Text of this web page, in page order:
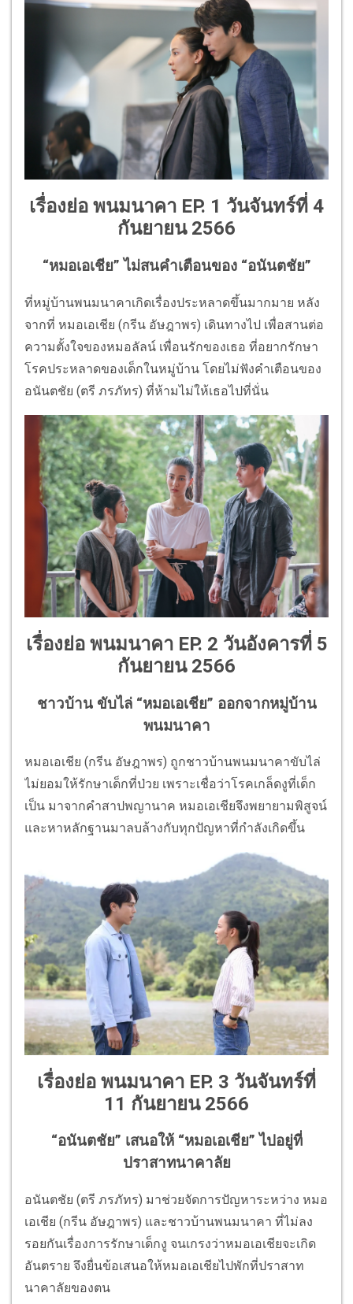
เรื่องย่อ พนมนาคา EP. 1 วันจันทร์ที่ 4
กันยายน 2566
“หมอเอเชีย” ไม่สนคำเตือนของ “อนันตชัย”
ที่หมู่บ้านพนมนาคาเกิดเรื่องประหลาดขึ้นมากมาย หลัง
จากที่ หมอเอเชีย (กรีน อัษฎาพร) เดินทางไป เพื่อสานต่อ
ความตั้งใจของหมอลัลน์ เพื่อนรักของเธอ ที่อยากรักษา
โรคประหลาดของเด็กในหมู่บ้าน โดยไม่ฟังคำเตือนของ
อนันตชัย (ตรี ภรภัทร) ที่ห้ามไม่ให้เธอไปที่นั่น
เรื่องย่อ พนมนาคา EP. 2 วันอังคารที่ 5
กันยายน 2566
ชาวบ้าน ขับไล่ “หมอเอเชีย” ออกจากหมู่บ้าน
พนมนาคา
หมอเอเชีย (กรีน อัษฎาพร) ถูกชาวบ้านพนมนาคาขับไล่
ไม่ยอมให้รักษาเด็กที่ป่วย เพราะเชื่อว่าโรคเกล็ดงูที่เด็ก
เป็น มาจากคำสาปพญานาค หมอเอเชียจึงพยายามพิสูจน์
และหาหลักฐานมาลบล้างกับทุกปัญหาที่กำลังเกิดขึ้น
เรื่องย่อ พนมนาคา EP. 3 วันจันทร์ที่
11 กันยายน 2566
“อนันตชัย” เสนอให้ “หมอเอเชีย” ไปอยู่ที่
ปราสาทนาคาลัย
อนันตชัย (ตรี ภรภัทร) มาช่วยจัดการปัญหาระหว่าง หมอ
เอเชีย (กรีน อัษฎาพร) และชาวบ้านพนมนาคา ที่ไม่ลง
รอยกันเรื่องการรักษาเด็กงู จนเกรงว่าหมอเอเชียจะเกิด
อันตราย จึงยื่นข้อเสนอให้หมอเอเชียไปพักที่ปราสาท
นาคาลัยของตน